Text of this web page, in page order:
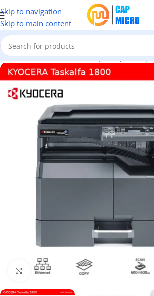
Skip to navigation
Skip to main content
Accueil/INFORMATIQUE/Périphériques/
Click to enlarge